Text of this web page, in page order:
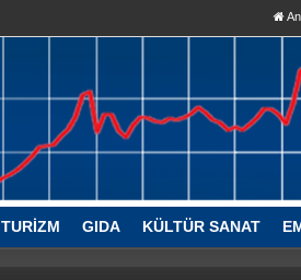
TURİZM GIDA KÜLTÜR SANAT